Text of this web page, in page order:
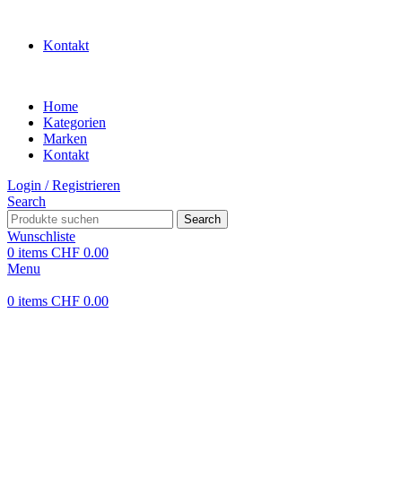
Kontakt
Home
Kategorien
Marken
Kontakt
Login / Registrieren
Search
Search
Wunschliste
0 items CHF 0.00
Menu
0 items CHF 0.00